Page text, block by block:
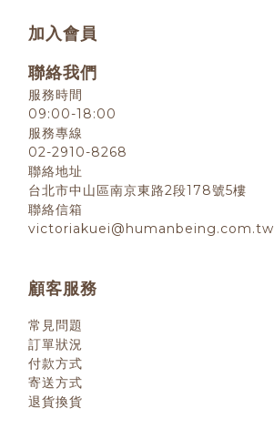
加入會員
聯絡我們
服務時間
09:00-18:00
服務專線
02-2910-8268
聯絡地址
台北市中山區南京東路2段178號5樓
聯絡信箱
victoriakuei@humanbeing.com.tw
顧客服務
常見問題
訂單狀況
付款方式
寄送方式
退貨換貨